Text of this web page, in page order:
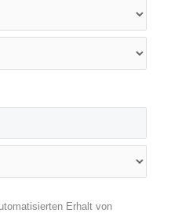
Erhalt von